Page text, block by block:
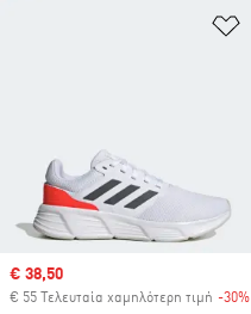
Sale price
€ 38,50
€ 55 Τελευταία χαμηλότερη τιμή -30%